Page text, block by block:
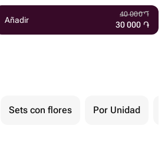
Añadir
40 000֏
30 000 ֏
Sets con flores Por Unidad